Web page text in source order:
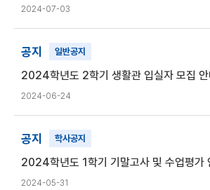
2024-07-03
공지 일반공지
2024학년도 2학기 생활관 입실자 모집 안
2024-06-24
공지 학사공지
2024학년도 1학기 기말고사 및 수업평가
2024-05-31